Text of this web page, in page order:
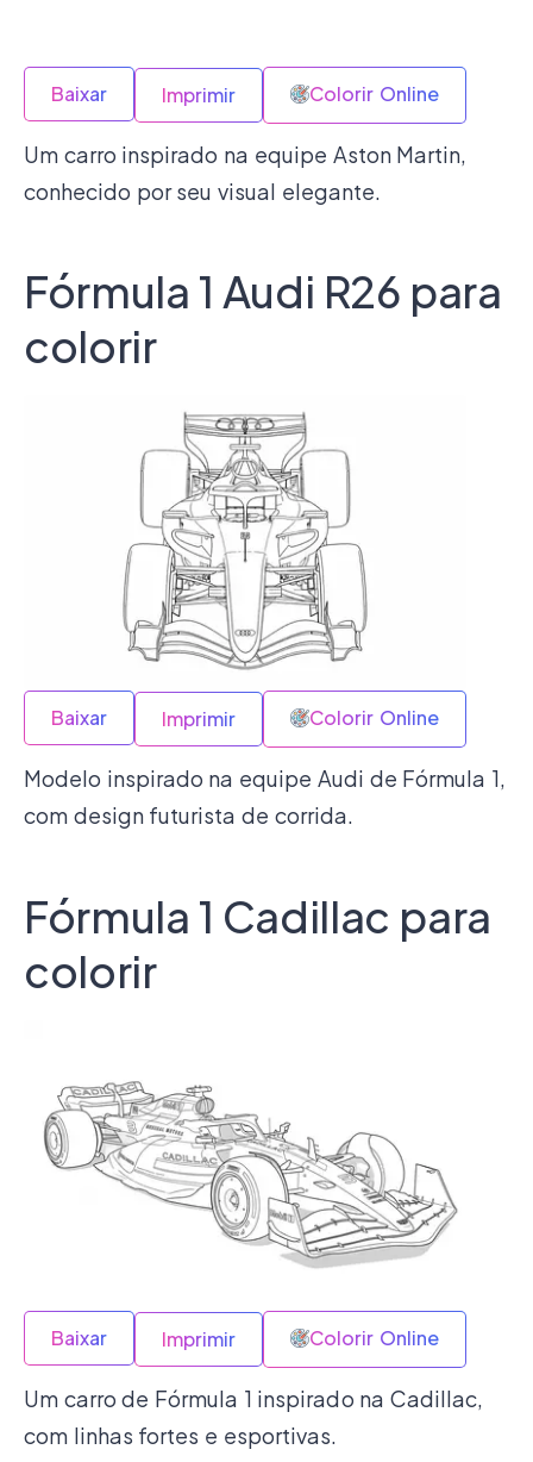
Baixar Imprimir Colorir Online
Um carro inspirado na equipe Aston Martin,
conhecido por seu visual elegante.
Fórmula 1 Audi R26 para
colorir
Baixar Imprimir Colorir Online
Modelo inspirado na equipe Audi de Fórmula 1,
com design futurista de corrida.
Fórmula 1 Cadillac para
colorir
Baixar Imprimir Colorir Online
Um carro de Fórmula 1 inspirado na Cadillac,
com linhas fortes e esportivas.